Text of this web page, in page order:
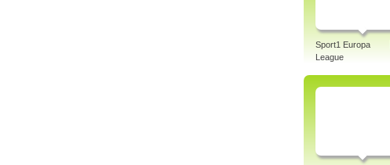
Sport1 Europa
League